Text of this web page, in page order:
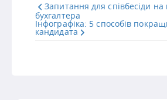
Запитання для співбесіди на
бухгалтера
Інфографіка: 5 способів
кандидата